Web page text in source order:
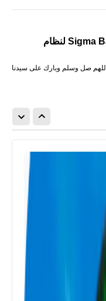
تنزيل Sigma Battle Royale Apk لنظام
تنزيل Sigma Battle Royale Apk لنظام Android اللهم صل وسلم وبارك على سيدنا